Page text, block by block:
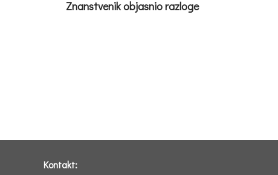
Znanstvenik objasnio razloge
Kontakt: